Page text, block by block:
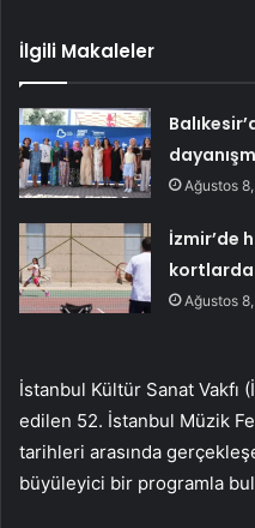
İlgili Makaleler
Ağustos
İzmir’de
kortlarda
Ağustos
İstanbul Kültür Sanat Vakfı
edilen 52. İstanbul Müzik
tarihleri arasında
büyüleyici bir programla